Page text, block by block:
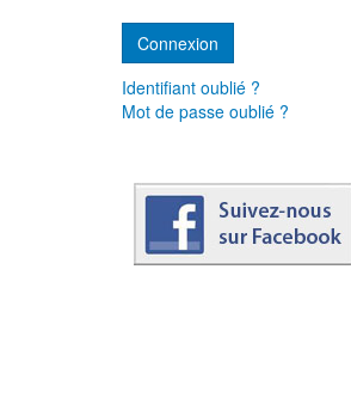
Identifiant oublié ?
Mot de passe oublié ?